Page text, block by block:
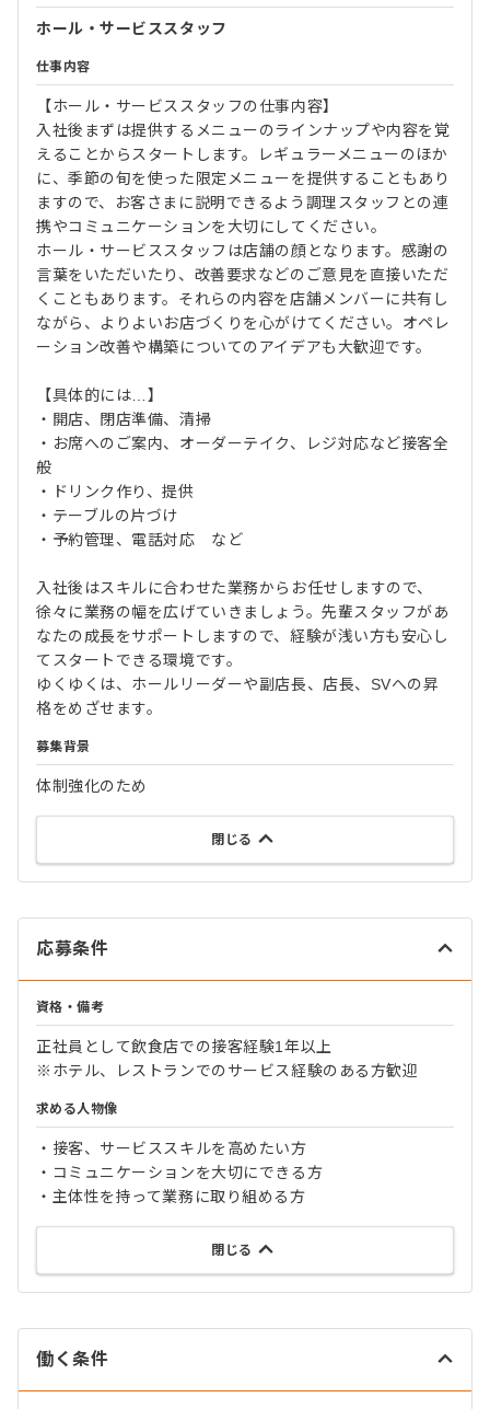
ホール・サービススタッフ
仕事内容
【ホール・サービススタッフの仕事内容】
入社後まずは提供するメニューのラインナップや内容を覚
えることからスタートします。レギュラーメニューのほか
に、季節の旬を使った限定メニューを提供することもあり
ますので、お客さまに説明できるよう調理スタッフとの連
携やコミュニケーションを大切にしてください。
ホール・サービススタッフは店舗の顔となります。感謝の
言葉をいただいたり、改善要求などのご意見を直接いただ
くこともあります。それらの内容を店舗メンバーに共有し
ながら、よりよいお店づくりを心がけてください。オペレ
ーション改善や構築についてのアイデアも大歓迎です。
【具体的には…】
・開店、閉店準備、清掃
・お席へのご案内、オーダーテイク、レジ対応など接客全
般
・ドリンク作り、提供
・テーブルの片づけ
・予約管理、電話対応 など
入社後はスキルに合わせた業務からお任せしますので、
徐々に業務の幅を広げていきましょう。先輩スタッフがあ
なたの成長をサポートしますので、経験が浅い方も安心し
てスタートできる環境です。
ゆくゆくは、ホールリーダーや副店長、店長、SVへの昇
格をめざせます。
募集背景
体制強化のため
閉じる
応募条件
資格・備考
正社員として飲食店での接客経験1年以上
※ホテル、レストランでのサービス経験のある方歓迎
求める人物像
・接客、サービススキルを高めたい方
・コミュニケーションを大切にできる方
・主体性を持って業務に取り組める方
閉じる
働く条件